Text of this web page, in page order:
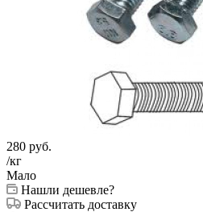
280 руб.
/кг
Мало
Нашли дешевле?
Рассчитать доставку